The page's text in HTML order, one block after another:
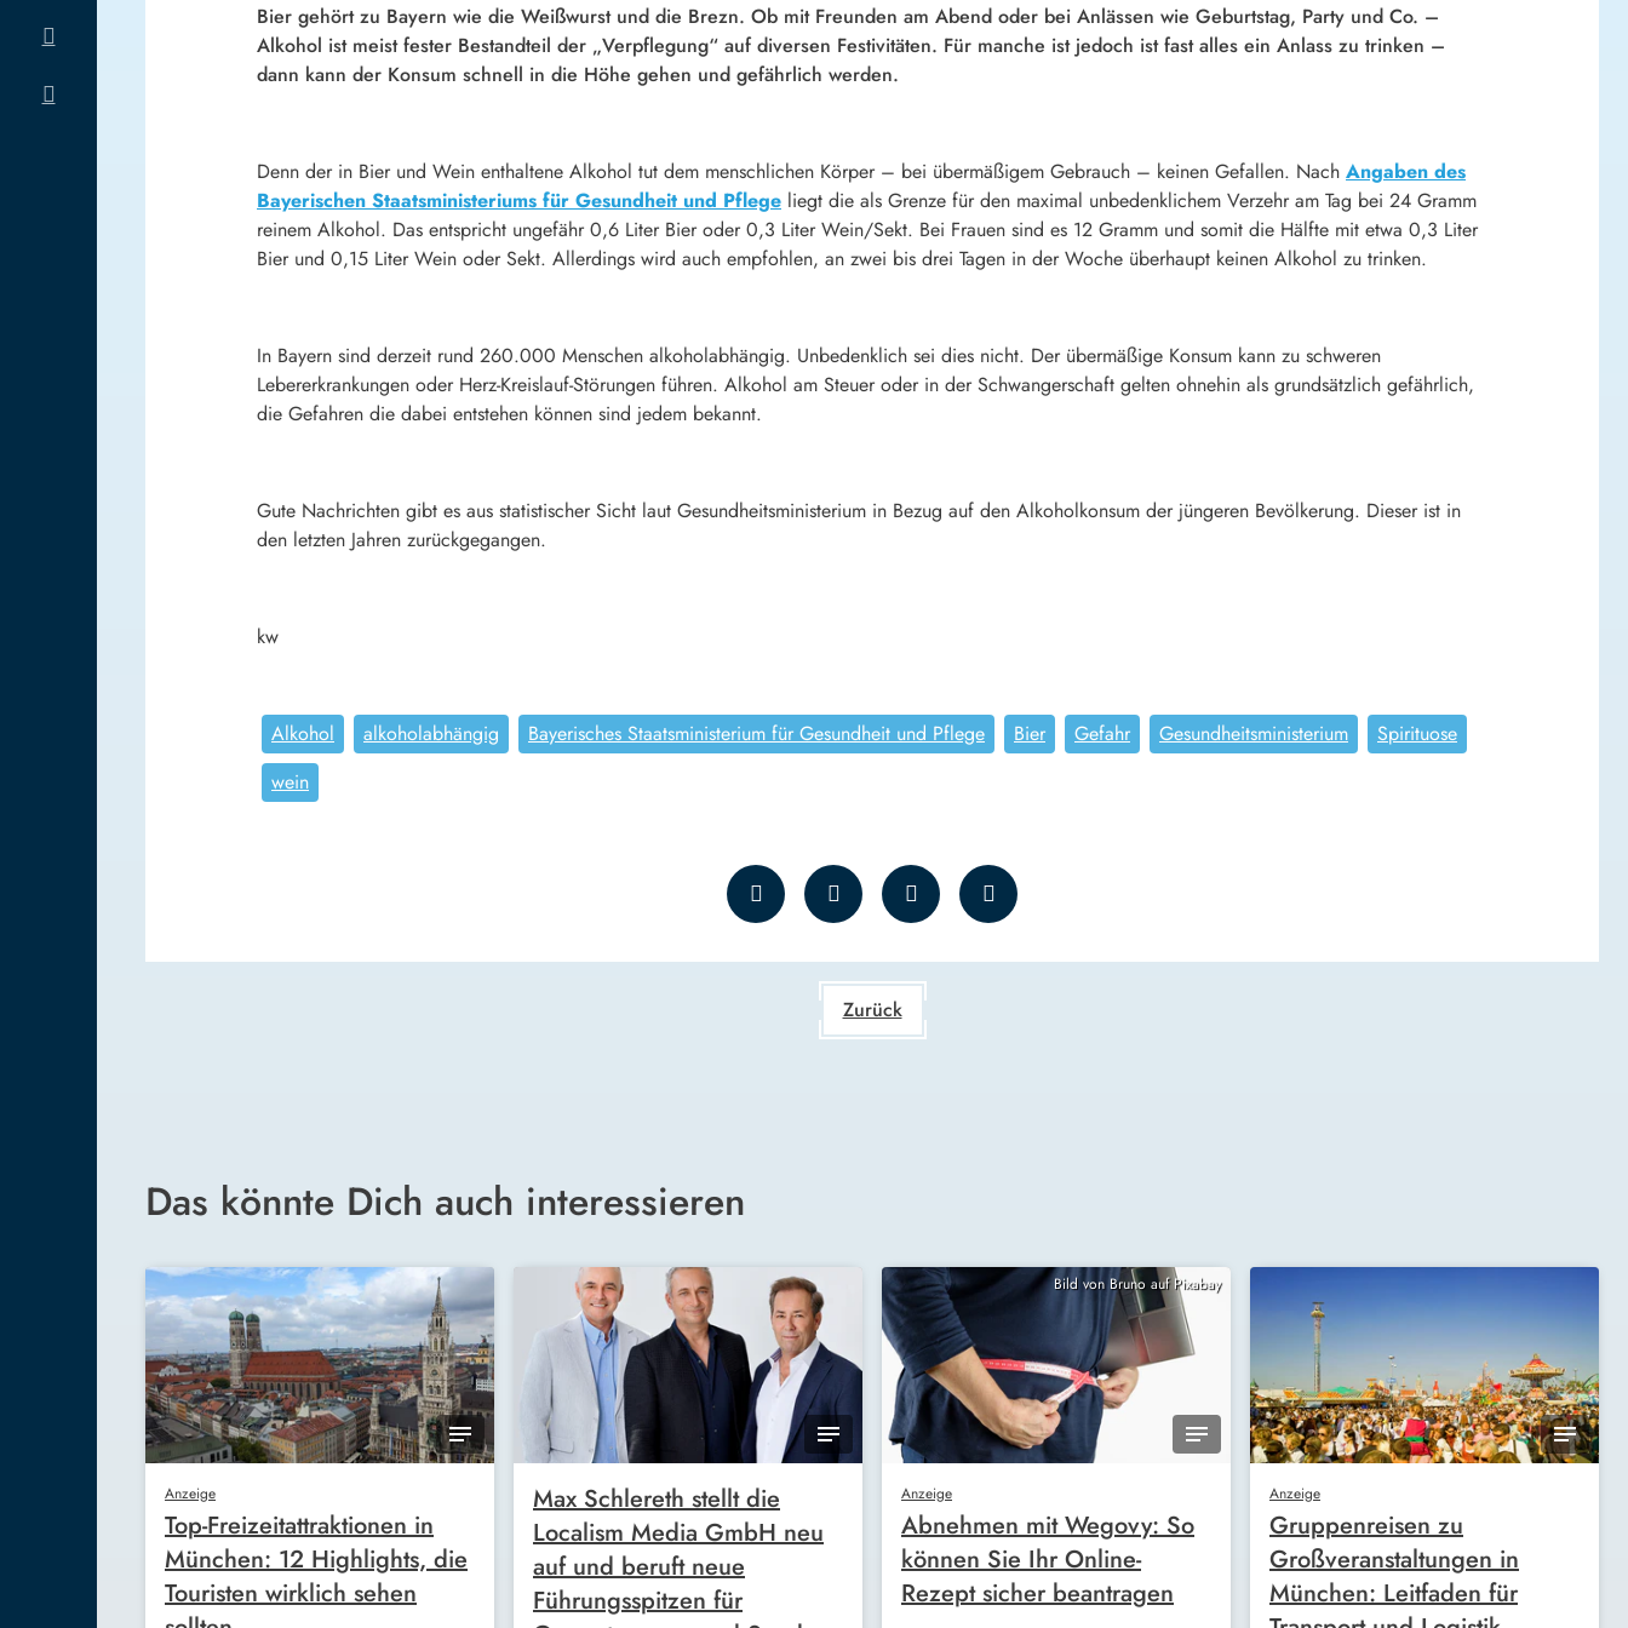
Bier gehört zu Bayern wie die Weißwurst und die Brezn. Ob mit Freunden am Abend oder bei Anlässen wie Geburtstag, Party und Co. –
Alkohol ist meist fester Bestandteil der „Verpflegung“ auf diversen Festivitäten. Für manche ist jedoch ist fast alles ein Anlass zu trinken –
dann kann der Konsum schnell in die Höhe gehen und gefährlich werden.
Denn der in Bier und Wein enthaltene Alkohol tut dem menschlichen Körper – bei übermäßigem Gebrauch – keinen Gefallen. Nach Angaben des
Bayerischen Staatsministeriums für Gesundheit und Pflege liegt die als Grenze für den maximal unbedenklichem Verzehr am Tag bei 24 Gramm
reinem Alkohol. Das entspricht ungefähr 0,6 Liter Bier oder 0,3 Liter Wein/Sekt. Bei Frauen sind es 12 Gramm und somit die Hälfte mit etwa 0,3 Liter
Bier und 0,15 Liter Wein oder Sekt. Allerdings wird auch empfohlen, an zwei bis drei Tagen in der Woche überhaupt keinen Alkohol zu trinken.
In Bayern sind derzeit rund 260.000 Menschen alkoholabhängig. Unbedenklich sei dies nicht. Der übermäßige Konsum kann zu schweren
Lebererkrankungen oder Herz-Kreislauf-Störungen führen. Alkohol am Steuer oder in der Schwangerschaft gelten ohnehin als grundsätzlich gefährlich,
die Gefahren die dabei entstehen können sind jedem bekannt.
Gute Nachrichten gibt es aus statistischer Sicht laut Gesundheitsministerium in Bezug auf den Alkoholkonsum der jüngeren Bevölkerung. Dieser ist in
den letzten Jahren zurückgegangen.
kw
Alkohol alkoholabhängig Bayerisches Staatsministerium für Gesundheit und Pflege Bier Gefahr Gesundheitsministerium
Spirituose
wein
Zurück
Das könnte Dich auch interessieren
Anzeige
Top-Freizeitattraktionen in
München: 12 Highlights, die
Touristen wirklich sehen
Max Schlereth stellt die
Localism Media GmbH neu
auf und beruft neue
Führungsspitzen für
Bild von Bruno auf Pixabay
Anzeige
Abnehmen mit Wegovy: So
können Sie Ihr Online-
Rezept sicher beantragen
Anzeige
Gruppenreisen zu
Großveranstaltungen in
München: Leitfaden für